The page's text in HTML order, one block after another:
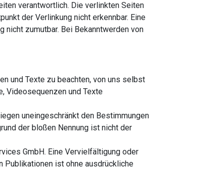
verantwortlich. Die verlinkten Seiten
der Verlinkung nicht erkennbar. Eine
zumutbar. Bei Bekanntwerden von
und Texte zu beachten, von uns selbst
Videosequenzen und Texte
uneingeschränkt den Bestimmungen
der bloßen Nennung ist nicht der
GmbH. Eine Vervielfältigung oder
Publikationen ist ohne ausdrückliche